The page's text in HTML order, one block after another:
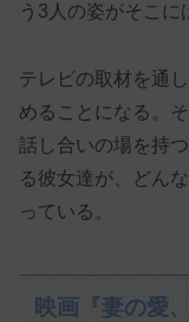
う3人の姿がそこに
テレビの取材を通
めることになる。
話し合いの場を持
る彼女達が、どん
っている。
映画『妻の愛